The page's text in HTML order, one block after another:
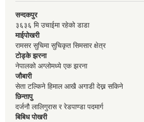
सन्दकपुर
३६३६ मि उचाईमा रहेको डाडा
माईपोखरी
रामसर सुचिमा सुचिकृत सिमसार क्षेत्र
टोड्के झरना
नेपालको अग्लोमध्ये एक झरना
जौबारी
सेता टल्किने हिमाल आखै अगाडी देख्न सकिने
छिन्तापु
दर्जनौ लालिगुरास र रेडपाण्डा पदमार्ग
बिबिध पोखरी